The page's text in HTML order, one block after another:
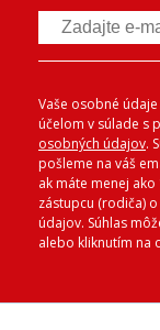
Vaše osobné
účelom v súlade s
osobných údajov.
pošleme na váš
ak máte menej
zástupcu (rodiča)
údajov. Súhlas
alebo kliknutím na